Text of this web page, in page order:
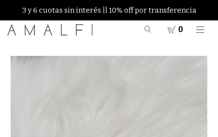
3 y 6 cuotas sin interés || 10% off por transferencia
0